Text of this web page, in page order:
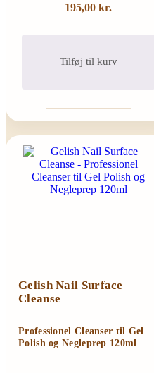
195,00 kr.
Tilføj til kurv
Gelish Nail Surface
Cleanse
Professionel Cleanser til Gel
Polish og Negleprep 120ml